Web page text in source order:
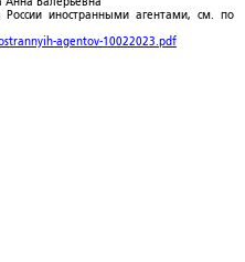
иностранными агентами, см. по
agentov-10022023.pdf